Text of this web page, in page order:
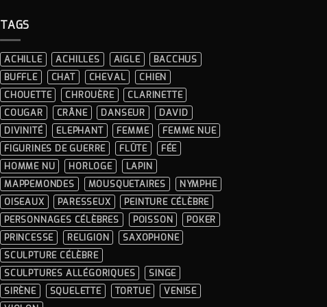
TAGS
ACHILLE ACHILLES AIGLE
BACCHUS
BUFFLE
CHAT CHEVAL
CHIEN
CHOUETTE
CHROUÈRE
CLARINETTE
COUGAR
CRÂNE DANSEUR
DAVID
DIVINITÉ
ELEPHANT FEMME
FEMME NUE
FIGURINES DE GUERRE
FLÛTE
FÉE
HOMME NU
HORLOGE
LAPIN
MAPPEMONDES
MOUSQUETAIRES
NYMPHE
OISEAUX
PARESSEUX
PEINTURE CÉLÈBRE
PERSONNAGES CÉLÈBRES
POISSON
POKER
PRINCESSE
RELIGION
SAXOPHONE
SCULPTURE CÉLÈBRE
SCULPTURES ALLÉGORIQUES
SINGE
SIRÈNE
SQUELETTE TORTUE
VENISE